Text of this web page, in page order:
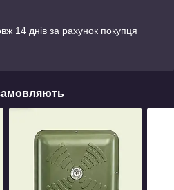
14 днів за рахунок покупця